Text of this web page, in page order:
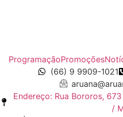
ProgramaçãoPromoções
(66) 9 9909-1021
Endereço: Rua Bororos,
/